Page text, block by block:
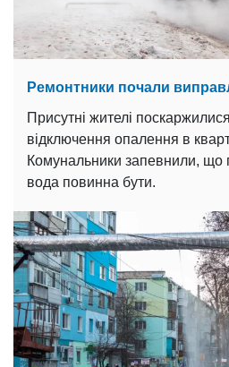
Ремонтники почали
Присутні жителі
відключення опалення в
Комунальники запевнили, що
вода повинна бути.